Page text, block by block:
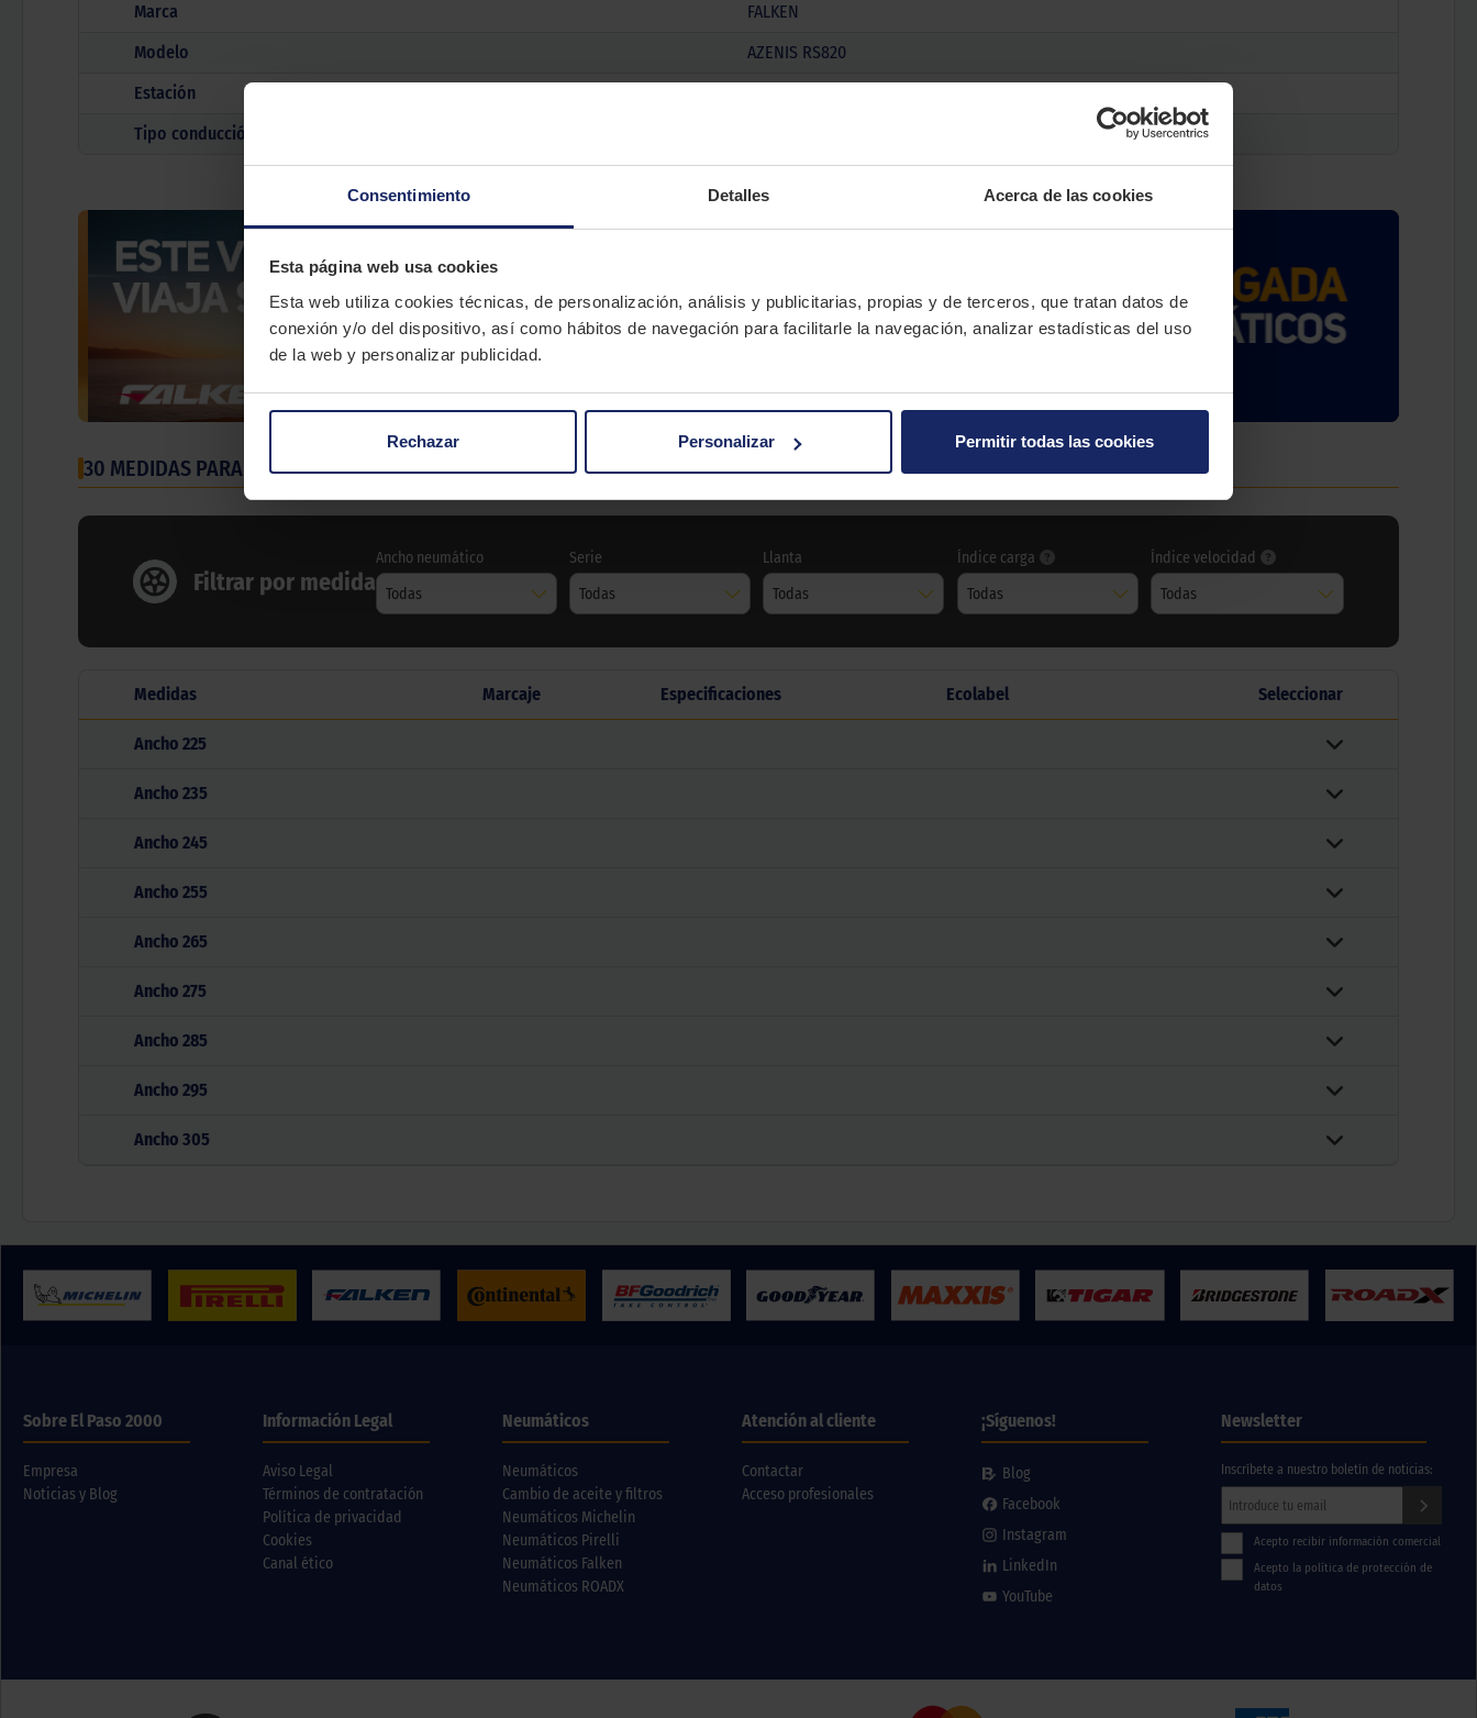
Consentimiento Detalles Acerca de las cookies
Esta página web usa cookies
Esta web utiliza cookies técnicas, de personalización, análisis y publicitarias, propias y de terceros, que tratan datos de
conexión y/o del dispositivo, así como hábitos de navegación para facilitarle la navegación, analizar estadísticas del uso
de la web y personalizar publicidad.
Rechazar Personalizar Permitir todas las cookies
Marca
FALKEN
Modelo
AZENIS RS820
Estación
Tipo conducción
30 MEDIDAS PARA EL NEUMÁTICO FALKEN AZENIS RS820
Filtrar por medida
Ancho neumático
Todas
Serie
Todas
Llanta
Todas
Índice carga
Todas
Índice velocidad
Todas
Medidas Marcaje Especificaciones Ecolabel Seleccionar
Ancho 225
Ancho 235
Ancho 245
Ancho 255
Ancho 265
Ancho 275
Ancho 285
Ancho 295
Ancho 305
Sobre El Paso 2000
Empresa
Noticias y Blog
Información Legal
Aviso Legal
Términos de contratación
Política de privacidad
Cookies
Canal ético
Neumáticos
Neumáticos
Cambio de aceite y filtros
Neumáticos Michelin
Neumáticos Pirelli
Neumáticos Falken
Neumáticos ROADX
Atención al cliente
Contactar
Acceso profesionales
¡Síguenos!
Blog
Facebook
Instagram
LinkedIn
YouTube
Newsletter
Inscríbete a nuestro boletín de noticias:
Acepto recibir información comercial
Acepto la política de protección de
datos